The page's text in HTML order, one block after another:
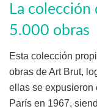
La colección
5.000 obras
Esta colección
obras de Art Brut,
ellas se expusieron
París en 1967,